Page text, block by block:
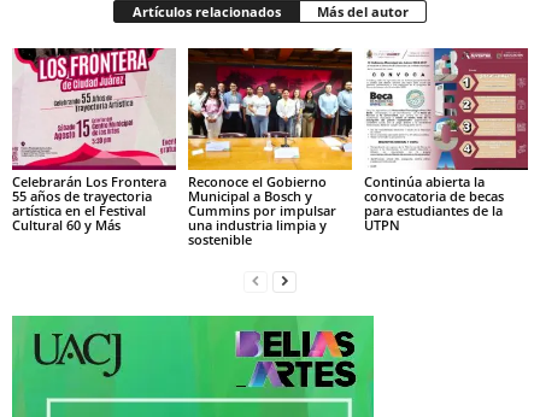
Artículos relacionados Más del autor
Celebrarán Los Frontera
55 años de trayectoria
artística en el Festival
Cultural 60 y Más
Reconoce el Gobierno
Municipal a Bosch y
Cummins por impulsar
una industria limpia y
sostenible
Continúa abierta la
convocatoria de becas
para estudiantes de la
UTPN